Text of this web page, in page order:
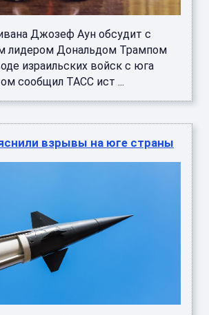
Джозеф Аун обсудит с
лидером Дональдом Трампом
израильских войск с юга
сообщил ТАСС ист ...
взрывы на юге страны